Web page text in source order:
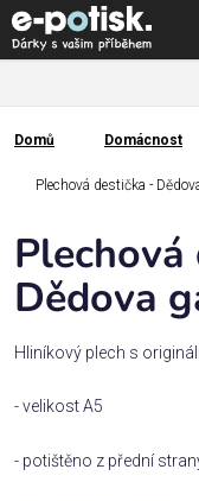
Přejít
na
obsah
Kategorie
Dárek
pro
Rodina
Láska
Povolání,
Domů
Domů Domácnost
Plechová destička -
Dědova
Hliníkový plech s
- velikost A5
- potištěno z přední